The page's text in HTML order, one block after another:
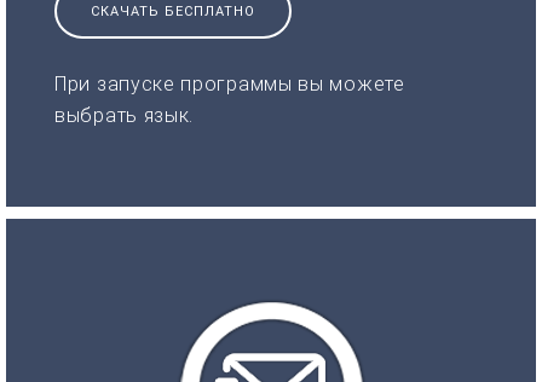
СКАЧАТЬ БЕСПЛАТНО
При запуске программы вы можете
выбрать язык.